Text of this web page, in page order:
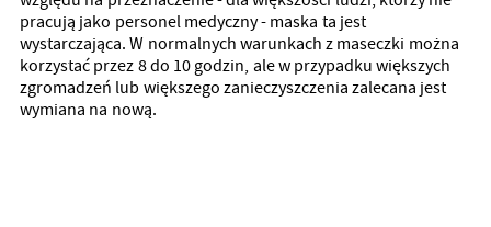
pracują jako personel medyczny - maska ta jest
wystarczająca. W normalnych warunkach z maseczki można
korzystać przez 8 do 10 godzin, ale w przypadku większych
zgromadzeń lub większego zanieczyszczenia zalecana jest
wymiana na nową.